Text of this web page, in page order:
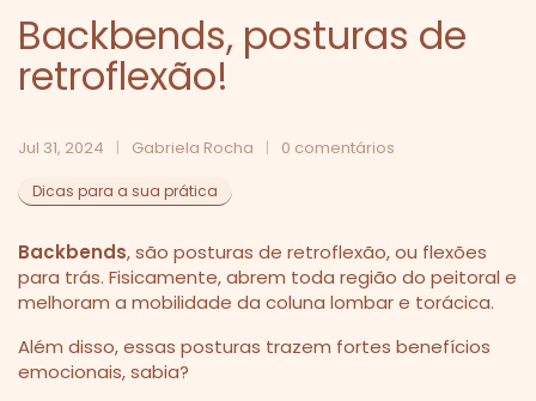
Backbends, posturas de
retroflexão!
Jul 31, 2024 Gabriela Rocha 0 comentários
Dicas para a sua prática
Backbends, são posturas de retroflexão, ou flexões
para trás. Fisicamente, abrem toda região do peitoral e
melhoram a mobilidade da coluna lombar e torácica.
Além disso, essas posturas trazem fortes benefícios
emocionais, sabia?